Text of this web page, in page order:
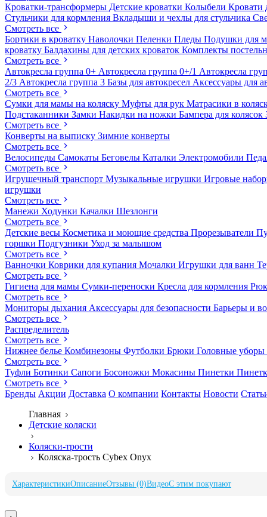
Кроватки-трансформеры Детские кроватки Колыбели Кровати
Стульчики для кормления Вкладыши и чехлы для стульчика
Смотреть все
Бортики в кроватку Наволочки Пеленки Пледы Подушки для
кроватку Балдахины для детских кроваток Комплекты
Смотреть все
Автокресла группа 0+ Автокресла группа 0+/1 Автокресла
2/3 Автокресла группа 3 Базы для автокресел Аксессуары для
Смотреть все
Сумки для мамы на коляску Муфты для рук Матрасики в
Подстаканники Замки Накидки на ножки Бампера для колясок
Смотреть все
Конверты на выписку Зимние конверты
Смотреть все
Велосипеды Самокаты Беговелы Каталки Электромобили
Смотреть все
Игрушечный транспорт Музыкальные игрушки Игровые
игрушки
Смотреть все
Манежи Ходунки Качалки Шезлонги
Смотреть все
Детские весы Косметика и моющие средства Прорезыватели
горшки Подгузники Уход за малышом
Смотреть все
Ванночки Коврики для купания Мочалки Игрушки для ванн
Смотреть все
Гигиена для мамы Сумки-переноски Кресла для кормления
Смотреть все
Мониторы дыхания Аксессуары для безопасности Барьеры и
Смотреть все
Распределитель
Смотреть все
Нижнее белье Комбинезоны Футболки Брюки Головные уборы
Смотреть все
Туфли Ботинки Сапоги Босоножки Мокасины Пинетки
Смотреть все
Бренды Акции Доставка О компании Контакты Новости
Главная
Детские коляски
Коляски-трости
Коляска-трость Cybex Onyx
ХарактеристикиОписаниеОтзывы (0)ВидеоС этим покупают